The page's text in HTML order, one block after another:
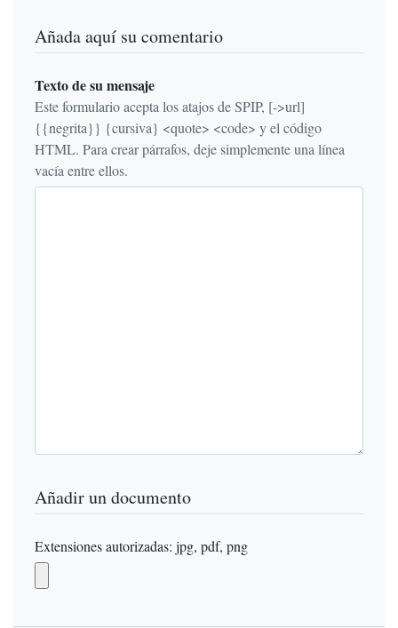
Añada aquí su comentario
Texto de su mensaje
Este formulario acepta los atajos de SPIP, [->url]
{{negrita}} {cursiva} <quote> <code> y el código
HTML. Para crear párrafos, deje simplemente una línea
vacía entre ellos.
Añadir un documento
Extensiones autorizadas: jpg, pdf, png